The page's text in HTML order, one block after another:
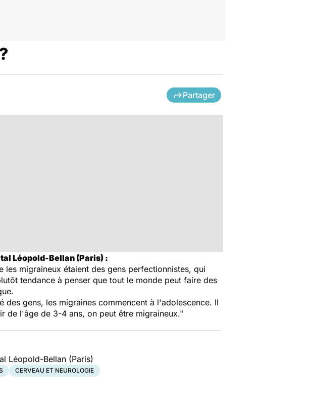
Partager
Léopold-Bellan (Paris) :
migraineux étaient des gens perfectionnistes, qui
tendance à penser que tout le monde peut faire des
gens, les migraines commencent à l'adolescence. Il
de l'âge de 3-4 ans, on peut être migraineux."
Léopold-Bellan (Paris)
CERVEAU ET NEUROLOGIE